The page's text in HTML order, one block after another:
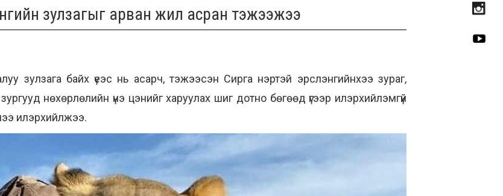
зулзагыг арван жил асран тэжээжээ
зулзага байх үеэс нь асарч, тэжээсэн Сирга нэртэй эрслэнгийнхээ зураг,
нөхөрлөлийн үнэ цэнийг харуулах шиг дотно бөгөөд үгээр илэрхийлэмгүй
илэрхийлжээ.